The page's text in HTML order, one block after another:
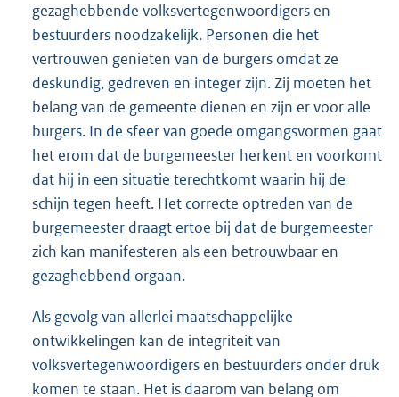
gezaghebbende volksvertegenwoordigers en
bestuurders noodzakelijk. Personen die het
vertrouwen genieten van de burgers omdat ze
deskundig, gedreven en integer zijn. Zij moeten het
belang van de gemeente dienen en zijn er voor alle
burgers. In de sfeer van goede omgangsvormen gaat
het erom dat de burgemeester herkent en voorkomt
dat hij in een situatie terechtkomt waarin hij de
schijn tegen heeft. Het correcte optreden van de
burgemeester draagt ertoe bij dat de burgemeester
zich kan manifesteren als een betrouwbaar en
gezaghebbend orgaan.
Als gevolg van allerlei maatschappelijke
ontwikkelingen kan de integriteit van
volksvertegenwoordigers en bestuurders onder druk
komen te staan. Het is daarom van belang om